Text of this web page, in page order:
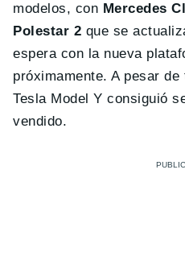
modelos, con Mercedes
Polestar 2 que se
espera con la nueva
próximamente. A pesar
Tesla Model Y consiguió
vendido.